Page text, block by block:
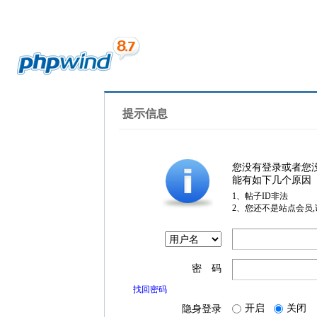
提示信息
您没有登录或者您
能有如下几个原因
1、帖子ID非法
2、您还不是站点会员
密 码
找回密码
隐身登录 开启 关闭